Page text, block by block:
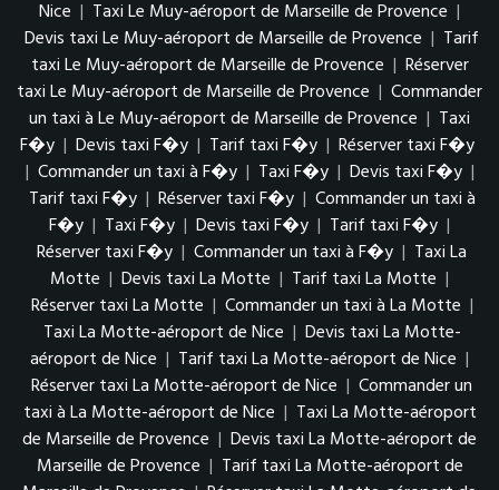
Nice | Taxi Le Muy-aéroport de Marseille de Provence |
Devis taxi Le Muy-aéroport de Marseille de Provence | Tarif
taxi Le Muy-aéroport de Marseille de Provence | Réserver
taxi Le Muy-aéroport de Marseille de Provence | Commander
un taxi à Le Muy-aéroport de Marseille de Provence | Taxi
F�y | Devis taxi F�y | Tarif taxi F�y | Réserver taxi F�y
| Commander un taxi à F�y | Taxi F�y | Devis taxi F�y |
Tarif taxi F�y | Réserver taxi F�y | Commander un taxi à
F�y | Taxi F�y | Devis taxi F�y | Tarif taxi F�y |
Réserver taxi F�y | Commander un taxi à F�y | Taxi La
Motte | Devis taxi La Motte | Tarif taxi La Motte |
Réserver taxi La Motte | Commander un taxi à La Motte |
Taxi La Motte-aéroport de Nice | Devis taxi La Motte-
aéroport de Nice | Tarif taxi La Motte-aéroport de Nice |
Réserver taxi La Motte-aéroport de Nice | Commander un
taxi à La Motte-aéroport de Nice | Taxi La Motte-aéroport
de Marseille de Provence | Devis taxi La Motte-aéroport de
Marseille de Provence | Tarif taxi La Motte-aéroport de